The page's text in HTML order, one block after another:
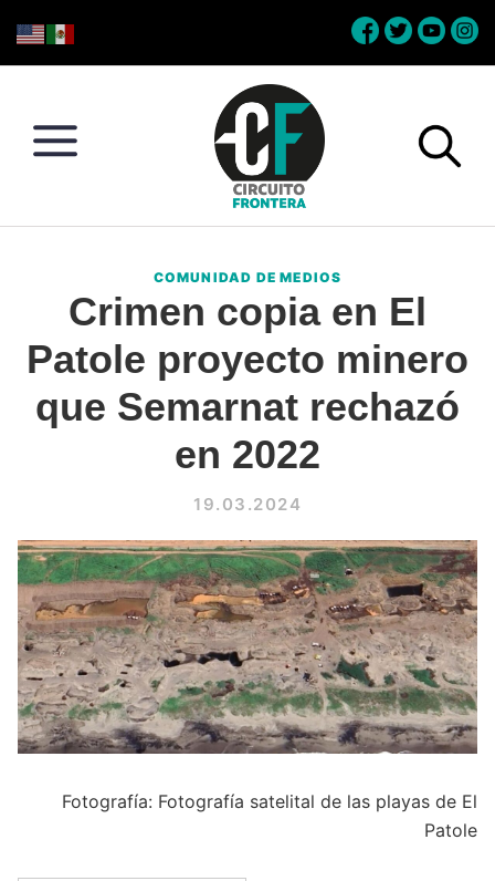
to
to
to
to
Conéctate
la
frontera
COMUNIDAD DE MEDIOS
Crimen copia en El
Patole proyecto minero
que Semarnat rechazó
en 2022
19.03.2024
Fotografía: Fotografía satelital de las playas de El
Patole